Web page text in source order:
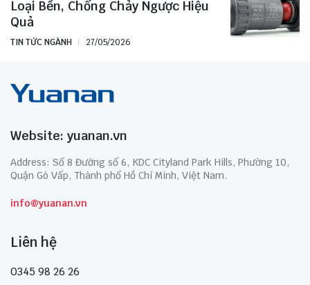
Loại Bền, Chống Chảy Ngược Hiệu
Quả
TIN TỨC NGÀNH 27/05/2026
Website: yuanan.vn
Address: Số 8 Đường số 6, KDC Cityland Park Hills, Phường 10,
Quận Gò Vấp, Thành phố Hồ Chí Minh, Việt Nam.
info@yuanan.vn
Liên hệ
0345 98 26 26